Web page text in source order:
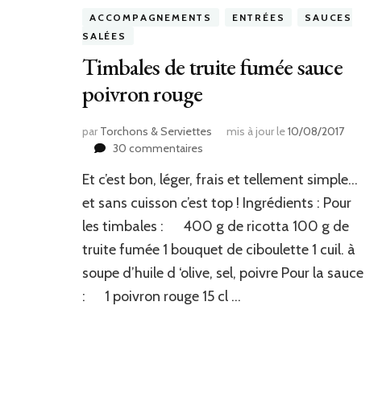
ACCOMPAGNEMENTS ENTRÉES
SAUCES
SALÉES
Timbales de truite fumée sauce
poivron rouge
par Torchons & Serviettes mis à jour le10/08/2017
30 commentaires
de
truite
fumée
sauce
poivron
Et c’est bon, léger, frais et tellement simple…
et sans cuisson c’est top ! Ingrédients : Pour
les timbales : 400 g de ricotta 100 g de
truite fumée 1 bouquet de ciboulette 1 cuil. à
soupe d’huile d ‘olive, sel, poivre Pour la sauce
: 1 poivron rouge 15 cl …